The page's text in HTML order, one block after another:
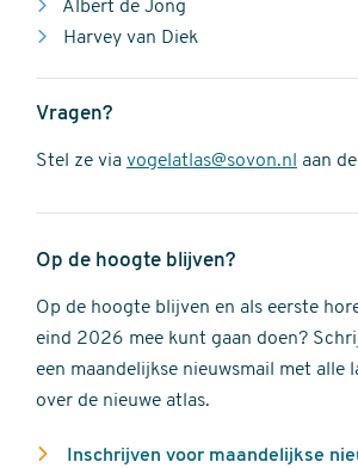
Albert de Jong
Harvey van Diek
Vragen?
Stel ze via vogelatlas@sovon.nl aan
Op de hoogte blijven?
Op de hoogte blijven en als eerste
eind 2026 mee kunt gaan doen?
een maandelijkse nieuwsmail met alle
over de nieuwe atlas.
Inschrijven voor maandelijkse